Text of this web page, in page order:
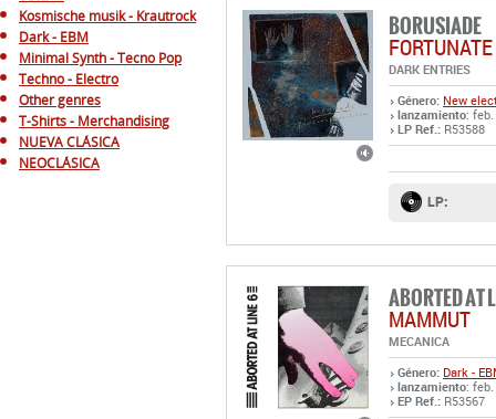
Kosmische musik - Krautrock
Dark - EBM
Minimal Synth - Tecno Pop
Techno - Electro
Other genres
T-Shirts - Merchandising
NUEVA CLÁSICA
NEOCLÁSICA
BORUSIADE
DARK ENTRIES
Género: New
lanzamiento:
LP Ref.: R53588
LP:
ABORTED AT
MAMMUT
MECANICA
Género: Dark -
lanzamiento:
EP Ref.: R53567